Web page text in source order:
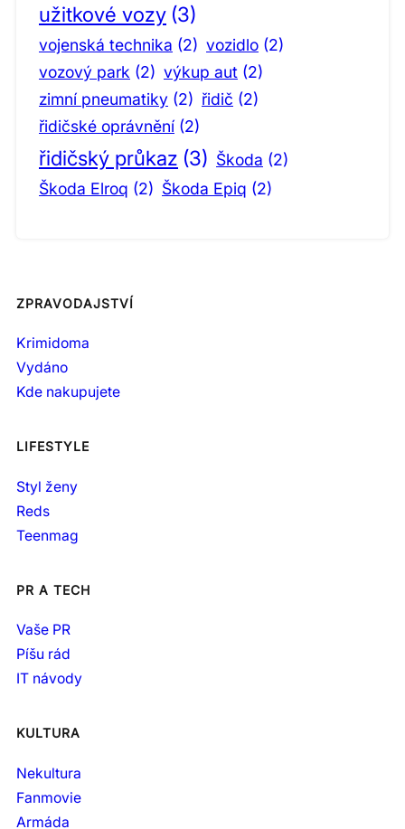
užitkové vozy (3)
vojenská technika (2) vozidlo (2)
vozový park (2) výkup aut (2)
zimní pneumatiky (2) řidič (2)
řidičské oprávnění (2)
řidičský průkaz (3) Škoda (2)
Škoda Elroq (2) Škoda Epiq (2)
ZPRAVODAJSTVÍ
Krimidoma
Vydáno
Kde nakupujete
LIFESTYLE
Styl ženy
Reds
Teenmag
PR A TECH
Vaše PR
Píšu rád
IT návody
KULTURA
Nekultura
Fanmovie
Armáda